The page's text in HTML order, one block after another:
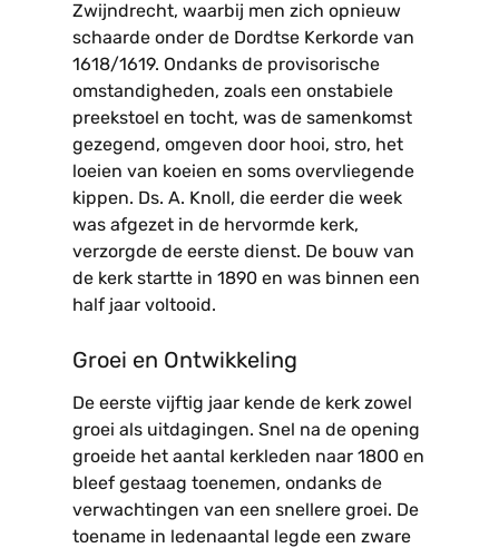
Zwijndrecht, waarbij men zich opnieuw
schaarde onder de Dordtse Kerkorde van
1618/1619. Ondanks de provisorische
omstandigheden, zoals een onstabiele
preekstoel en tocht, was de samenkomst
gezegend, omgeven door hooi, stro, het
loeien van koeien en soms overvliegende
kippen. Ds. A. Knoll, die eerder die week
was afgezet in de hervormde kerk,
verzorgde de eerste dienst. De bouw van
de kerk startte in 1890 en was binnen een
half jaar voltooid.
Groei en Ontwikkeling
De eerste vijftig jaar kende de kerk zowel
groei als uitdagingen. Snel na de opening
groeide het aantal kerkleden naar 1800 en
bleef gestaag toenemen, ondanks de
verwachtingen van een snellere groei. De
toename in ledenaantal legde een zware